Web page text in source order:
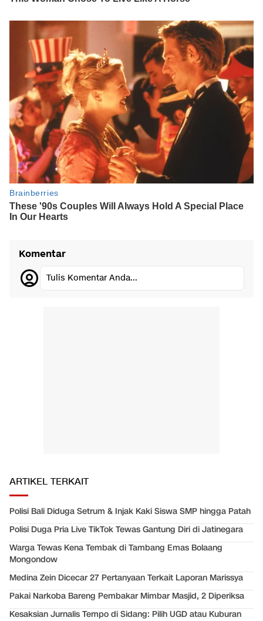
Komentar
Tulis Komentar Anda...
ARTIKEL TERKAIT
Polisi Bali Diduga Setrum & Injak Kaki Siswa SMP hingga Patah
Polisi Duga Pria Live TikTok Tewas Gantung Diri di Jatinegara
Warga Tewas Kena Tembak di Tambang Emas Bolaang
Mongondow
Medina Zein Dicecar 27 Pertanyaan Terkait Laporan Marissya
Pakai Narkoba Bareng Pembakar Mimbar Masjid, 2 Diperiksa
Kesaksian Jurnalis Tempo di Sidang: Pilih UGD atau Kuburan